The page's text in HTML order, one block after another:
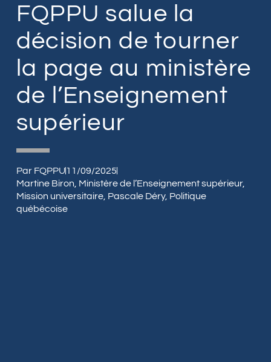
FQPPU salue la
décision de tourner
la page au ministère
de l’Enseignement
supérieur
ParFQPPU11/09/2025
Martine Biron Ministère de l’Enseignement supérieur,
Mission universitaire, Pascale Déry, Politique
québécoise